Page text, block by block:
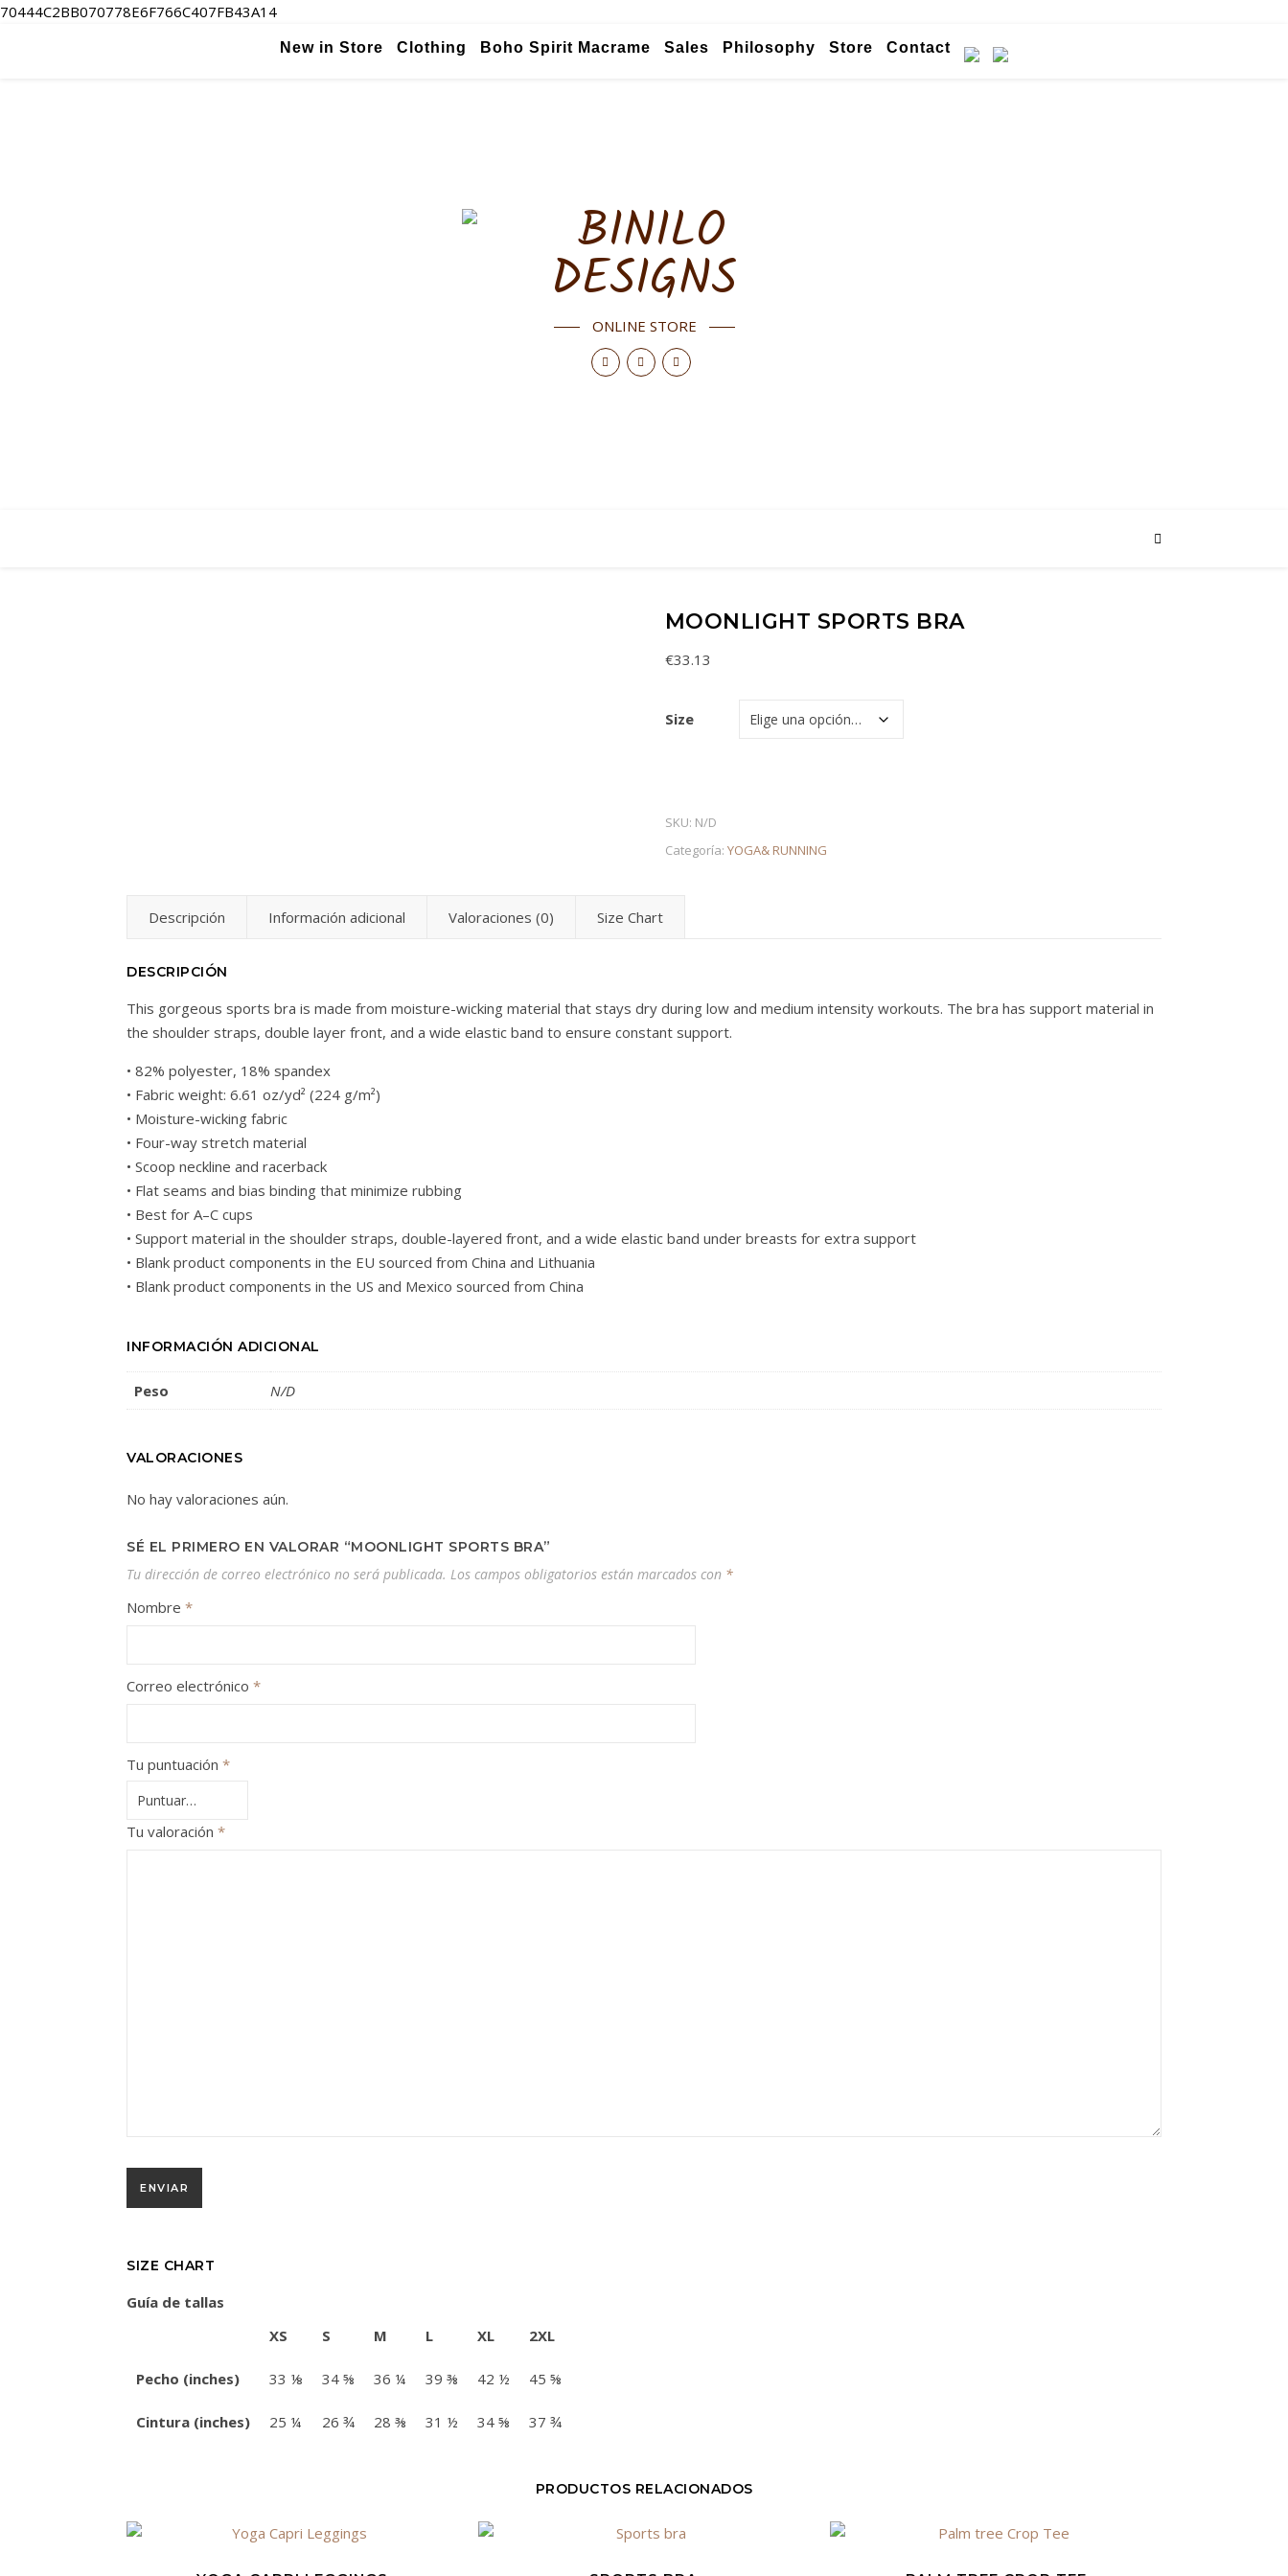
70444C2BB070778E6F766C407FB43A14
New in Store Clothing Boho Spirit Macrame Sales Philosophy Store Contact
ONLINE STORE
MOONLIGHT SPORTS BRA
€33.13
Size
SKU: N/D
Categoría: YOGA& RUNNING
Descripción Información adicional Valoraciones (0) Size Chart
DESCRIPCIÓN
This gorgeous sports bra is made from moisture-wicking material that stays dry during low and medium intensity workouts. The bra has support material in
the shoulder straps, double layer front, and a wide elastic band to ensure constant support.
• 82% polyester, 18% spandex
• Fabric weight: 6.61 oz/yd² (224 g/m²)
• Moisture-wicking fabric
• Four-way stretch material
• Scoop neckline and racerback
• Flat seams and bias binding that minimize rubbing
• Best for A–C cups
• Support material in the shoulder straps, double-layered front, and a wide elastic band under breasts for extra support
• Blank product components in the EU sourced from China and Lithuania
• Blank product components in the US and Mexico sourced from China
INFORMACIÓN ADICIONAL
Peso N/D
VALORACIONES
No hay valoraciones aún.
SÉ EL PRIMERO EN VALORAR “MOONLIGHT SPORTS BRA”
Tu dirección de correo electrónico no será publicada. Los campos obligatorios están marcados con *
Nombre *
Correo electrónico *
Tu puntuación *
Tu valoración *
SIZE CHART
Guía de tallas
XS
S M L XL 2XL
Pecho (inches) 33 ⅛ 34 ⅝ 36 ¼ 39 ⅜ 42 ½ 45 ⅝
Cintura (inches) 25 ¼ 26 ¾ 28 ⅜ 31 ½ 34 ⅝ 37 ¾
PRODUCTOS RELACIONADOS